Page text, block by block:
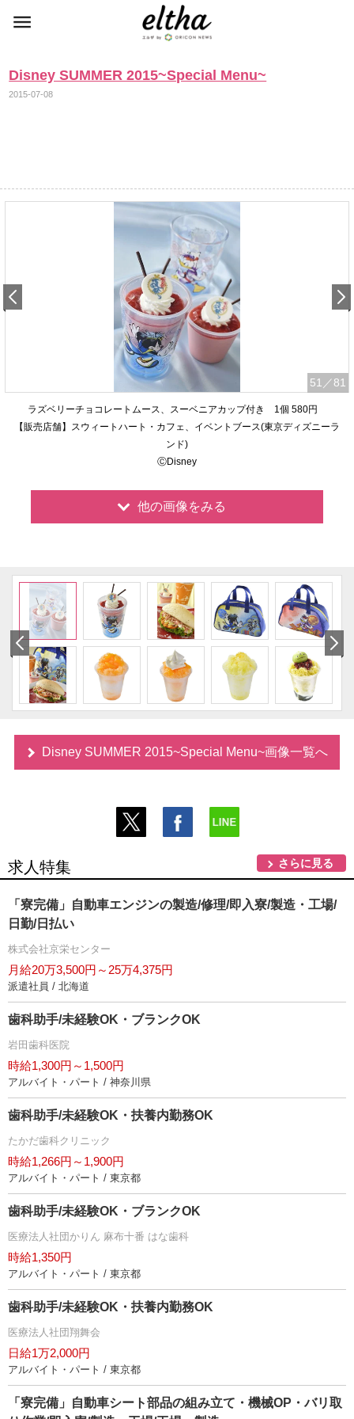
Disney SUMMER 2015~Special Menu~
2015-07-08
51 ／81
ラズベリーチョコレートムース、スーベニアカップ付き 1個 580円
【販売店舗】スウィートハート・カフェ、イベントブース(東京ディズニーラ
ンド)
ⒸDisney
他の画像をみる
Disney SUMMER 2015~Special Menu~画像一覧へ
求人特集 さらに見る
「寮完備」自動車エンジンの製造/修理/即入寮/製造・工場/
日勤/日払い
株式会社京栄センター
月給20万3,500円～25万4,375円
派遣社員 / 北海道
歯科助手/未経験OK・ブランクOK
田歯科医院
時給1,300円～1,500円
アルバイト・パート / 神奈川県
歯科助手/未経験OK・扶養内勤務OK
たかだ歯科クリニック
時給1,266円～1,900円
アルバイト・パート / 東京都
歯科助手/未経験OK・ブランクOK
医療法人社団かりん 麻布十番 はな歯科
時給1,350円
アルバイト・パート / 東京都
歯科助手/未経験OK・扶養内勤務OK
医療法人社団翔舞会
日給1万2,000円
アルバイト・パート / 東京都
「寮完備」自動車シート部品の組み立て・機械OP・バリ取